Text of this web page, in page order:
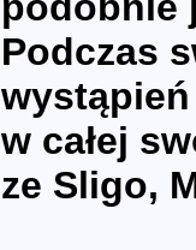
Podczas
w całej
ze Sligo,